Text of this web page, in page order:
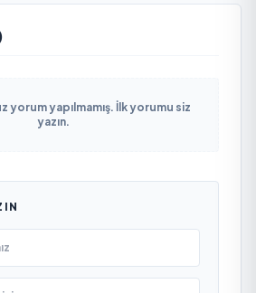
yorum yapılmamış. İlk yorumu siz
yazın.